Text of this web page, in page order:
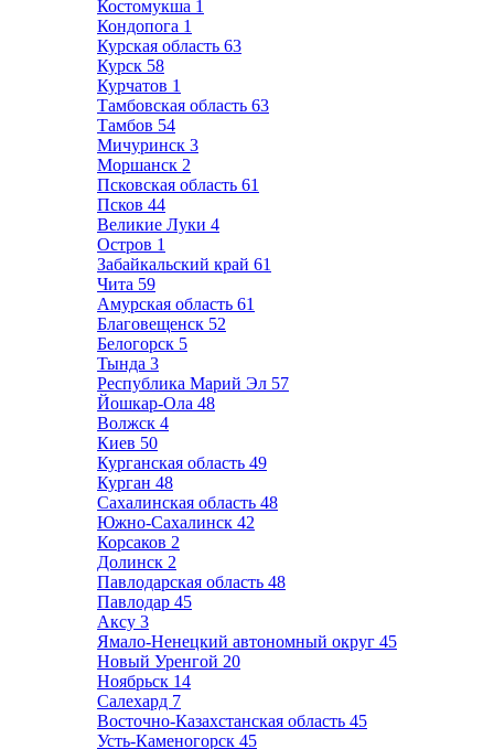
Костомукша 1
Кондопога 1
Курская область 63
Курск 58
Курчатов 1
Тамбовская область 63
Тамбов 54
Мичуринск 3
Моршанск 2
Псковская область 61
Псков 44
Великие Луки 4
Остров 1
Забайкальский край 61
Чита 59
Амурская область 61
Благовещенск 52
Белогорск 5
Тында 3
Республика Марий Эл 57
Йошкар-Ола 48
Волжск 4
Киев 50
Курганская область 49
Курган 48
Сахалинская область 48
Южно-Сахалинск 42
Корсаков 2
Долинск 2
Павлодарская область 48
Павлодар 45
Аксу 3
Ямало-Ненецкий автономный округ 45
Новый Уренгой 20
Ноябрьск 14
Салехард 7
Восточно-Казахстанская область 45
Усть-Каменогорск 45